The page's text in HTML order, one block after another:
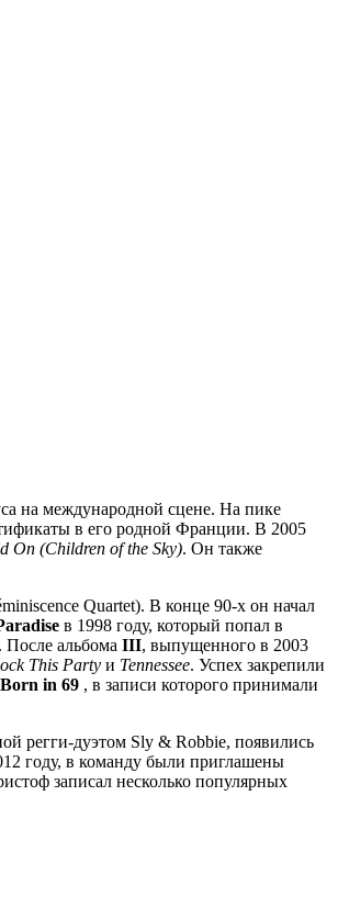
на международной сцене. На пике
в его родной Франции. В 2005
On (Children of the Sky). Он также
Quartet). В конце 90-х он начал
в 1998 году, который попал в
альбома III, выпущенного в 2003
This Party и Tennessee. Успех закрепили
Born in 69 , в записи которого принимали
регги-дуэтом Sly & Robbie, появились
году, в команду были приглашены
записал несколько популярных